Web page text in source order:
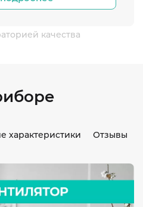
качества
характеристики Отзывы